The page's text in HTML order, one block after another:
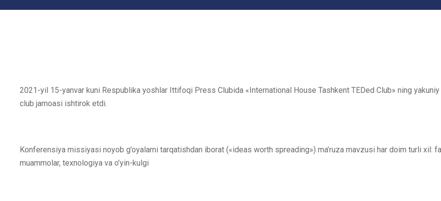
2021-yil 15-yanvar kuni Respublika yoshlar Ittifoqi Press Clubida «International House Tashkent TEDed Club» ning yakuniy
club jamoasi ishtirok etdi.
Konferensiya missiyasi noyob g’oyalarni tarqatishdan iborat («ideas worth spreading») ma’ruza mavzusi har doim turli xil:
muammolar, texnologiya va o’yin-kulgi